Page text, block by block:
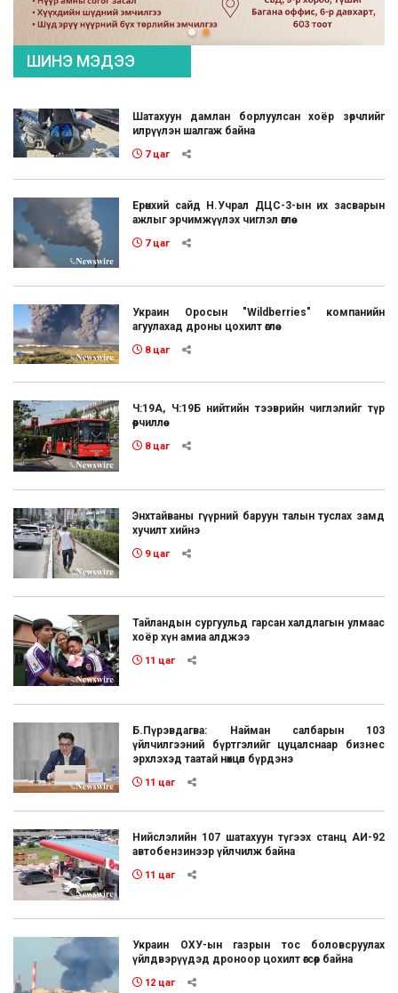
ШИНЭ МЭДЭЭ
Шатахуун дамлан борлуулсан хоёр зөрчлийг
илрүүлэн шалгаж байна
7 цаг
Ерөнхий сайд Н.Учрал ДЦС-3-ын их засварын
ажлыг эрчимжүүлэх чиглэл өглөө
7 цаг
Украин Оросын "Wildberries" компанийн
агуулахад дроны цохилт өглөө
8 цаг
Ч:19А, Ч:19Б нийтийн тээврийн чиглэлийг түр
өөрчиллөө
8 цаг
Энхтайваны гүүрний баруун талын туслах замд
хучилт хийнэ
9 цаг
Тайландын сургуульд гарсан халдлагын улмаас
хоёр хүн амиа алджээ
11 цаг
Б.Пүрэвдагва: Найман салбарын 103
үйлчилгээний бүртгэлийг цуцалснаар бизнес
эрхлэхэд таатай нөхцөл бүрдэнэ
11 цаг
Нийслэлийн 107 шатахуун түгээх станц АИ-92
автобензинээр үйлчилж байна
11 цаг
Украин ОХУ-ын газрын тос боловсруулах
үйлдвэрүүдэд дроноор цохилт өгсөөр байна
12 цаг